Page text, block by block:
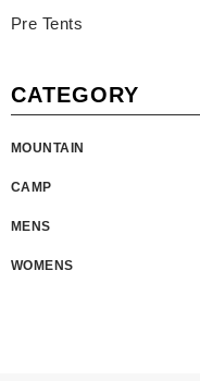
Pre Tents
CATEGORY
MOUNTAIN
CAMP
MENS
WOMENS